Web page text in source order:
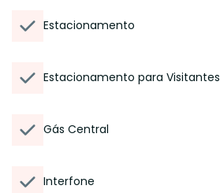
Estacionamento
Estacionamento para Visitantes
Gás Central
Interfone